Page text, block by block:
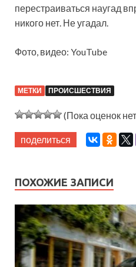
перестраиваться наугад
никого нет. Не угадал.
Фото, видео: YouTube
МЕТКИ ПРОИСШЕСТВИЯ
(Пока оценок
поделиться
ПОХОЖИЕ ЗАПИСИ